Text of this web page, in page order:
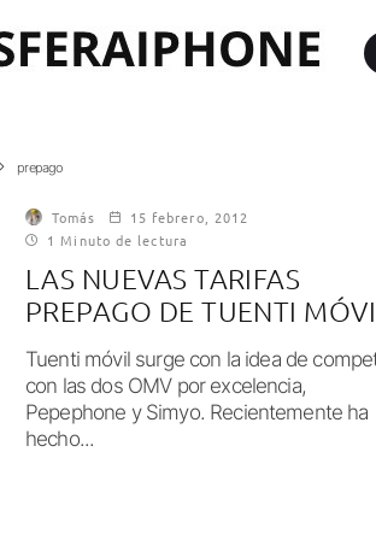
prepago
Tomás
15 febrero, 2012
1 Minuto de lectura
LAS NUEVAS TARIFAS
PREPAGO DE TUENTI
Tuenti móvil surge con la idea de
con las dos OMV por excelencia,
Pepephone y Simyo. Recientemente ha
hecho...